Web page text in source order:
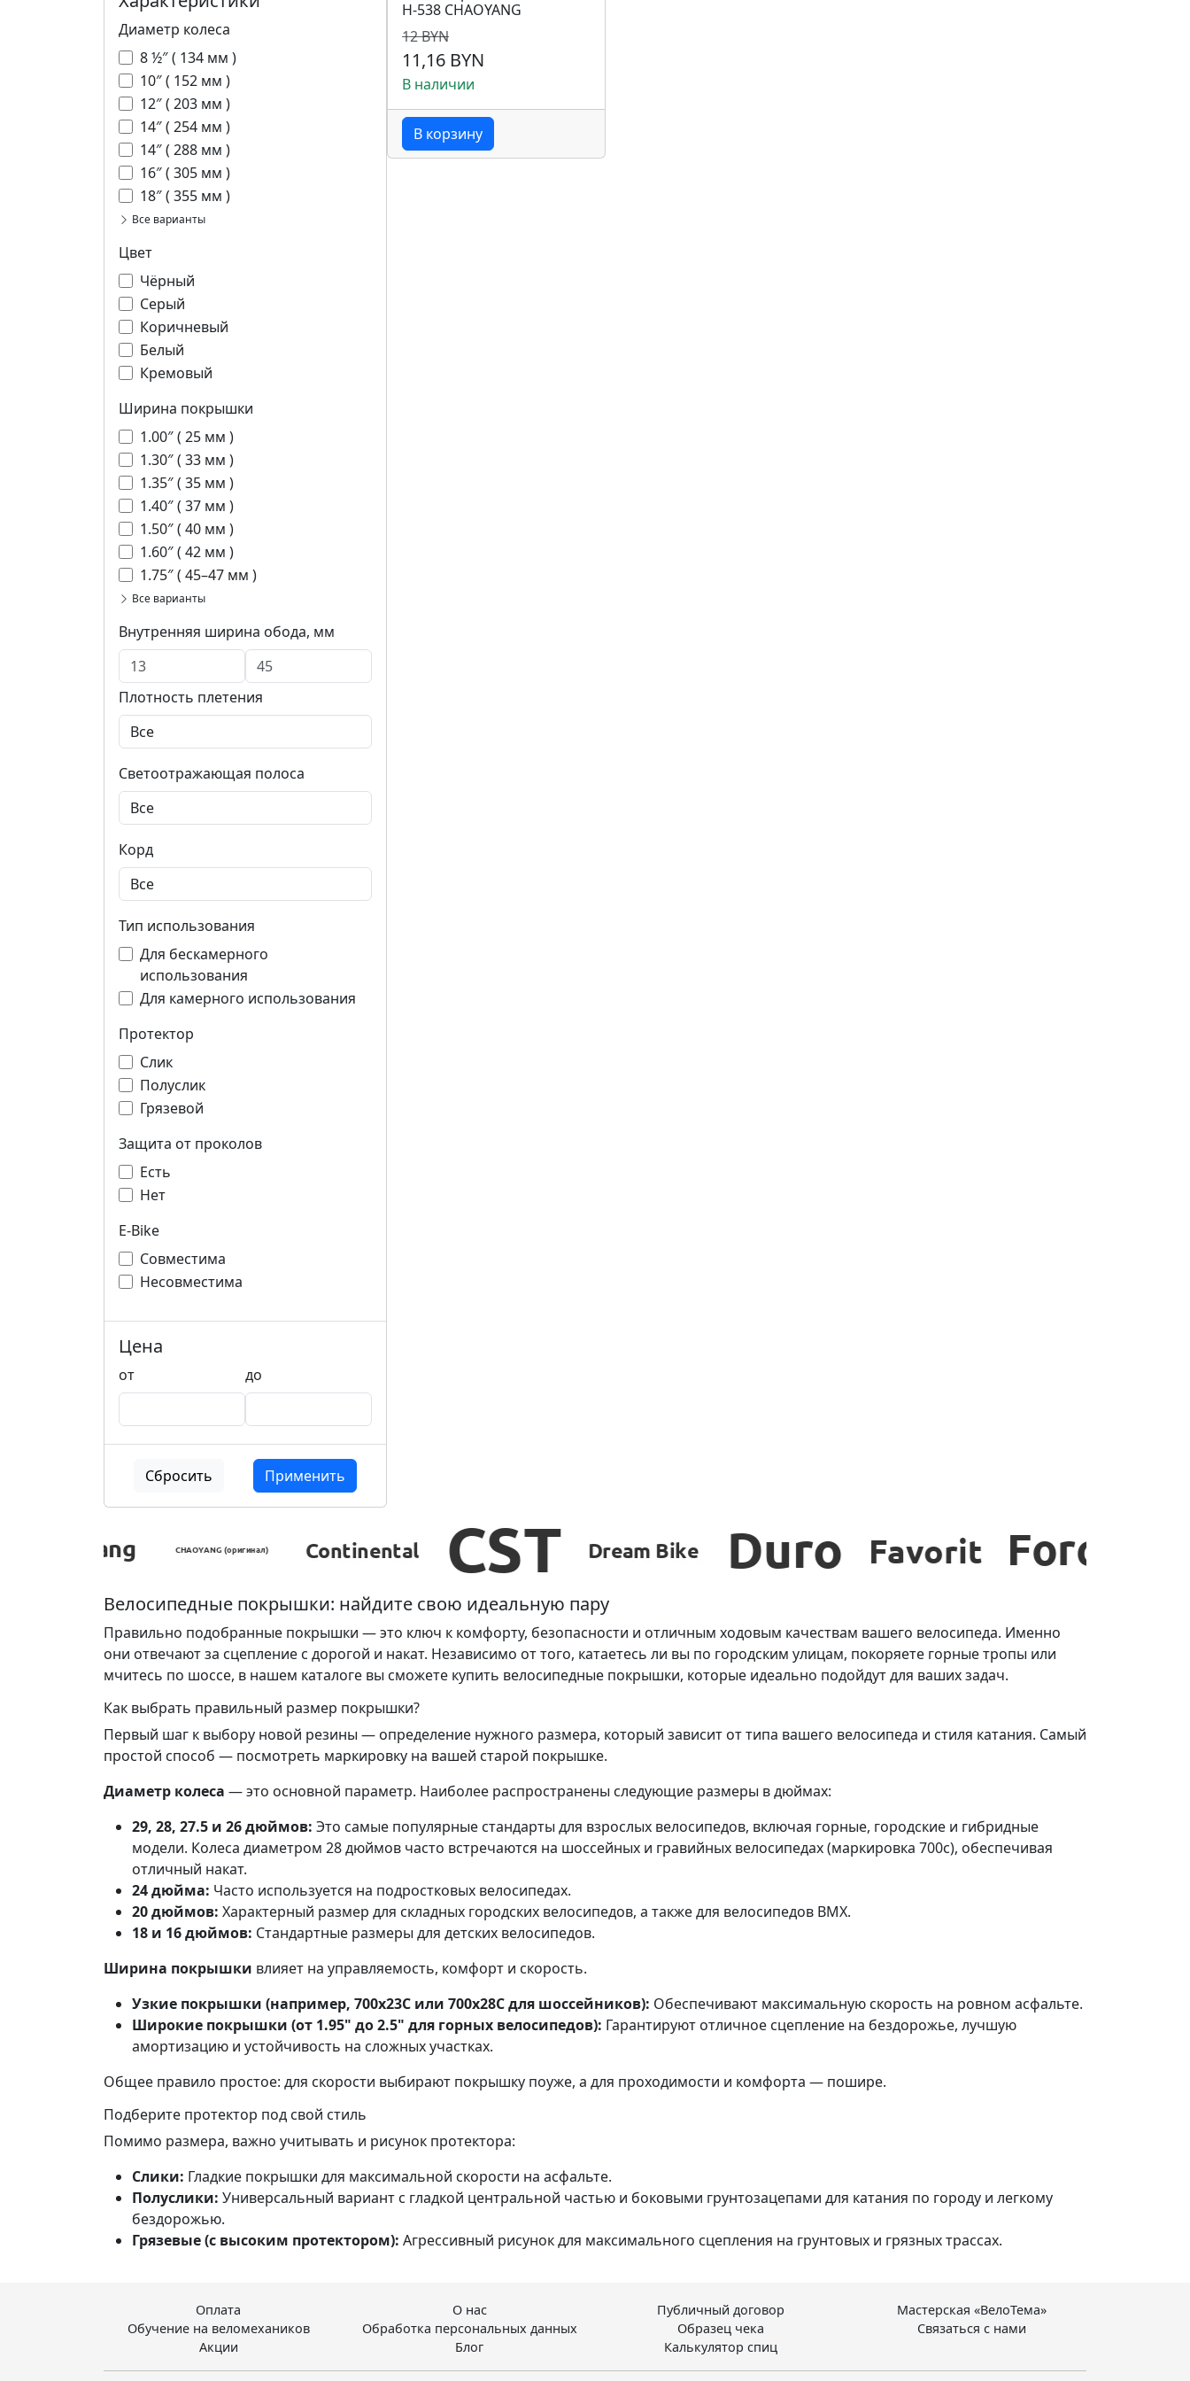
Диаметр колеса
8 ½″ ( 134 мм )
10″ ( 152 мм )
12″ ( 203 мм )
14″ ( 254 мм )
14″ ( 288 мм )
16″ ( 305 мм )
18″ ( 355 мм )
Все варианты
Цвет
Чёрный
Серый
Коричневый
Белый
Кремовый
Ширина покрышки
1.00″ ( 25 мм )
1.30″ ( 33 мм )
1.35″ ( 35 мм )
1.40″ ( 37 мм )
1.50″ ( 40 мм )
1.60″ ( 42 мм )
1.75″ ( 45–47 мм )
Все варианты
Внутренняя ширина обода, мм
Плотность плетения
Светоотражающая полоса
Корд
Тип использования
Для бескамерного
использования
Для камерного использования
Протектор
Слик
Полуслик
Грязевой
Защита от проколов
Есть
Нет
E-Bike
Совместима
Несовместима
Цена
от до
Сбросить Применить
H-538 CHAOYANG
12 BYN
11,16 BYN
В наличии
В корзину
Велосипедные покрышки: найдите свою идеальную пару
Правильно подобранные покрышки — это ключ к комфорту, безопасности и отличным ходовым качествам вашего велосипеда. Именно
они отвечают за сцепление с дорогой и накат. Независимо от того, катаетесь ли вы по городским улицам, покоряете горные тропы или
мчитесь по шоссе, в нашем каталоге вы сможете купить велосипедные покрышки, которые идеально подойдут для ваших задач.
Как выбрать правильный размер покрышки?
Первый шаг к выбору новой резины — определение нужного размера, который зависит от типа вашего велосипеда и стиля катания. Самый
простой способ — посмотреть маркировку на вашей старой покрышке.
Диаметр колеса — это основной параметр. Наиболее распространены следующие размеры в дюймах:
29, 28, 27.5 и 26 дюймов: Это самые популярные стандарты для взрослых велосипедов, включая горные, городские и гибридные
модели. Колеса диаметром 28 дюймов часто встречаются на шоссейных и гравийных велосипедах (маркировка 700c), обеспечивая
отличный накат.
24 дюйма: Часто используется на подростковых велосипедах.
20 дюймов: Характерный размер для складных городских велосипедов, а также для велосипедов BMX.
18 и 16 дюймов: Стандартные размеры для детских велосипедов.
Ширина покрышки влияет на управляемость, комфорт и скорость.
Узкие покрышки (например, 700x23C или 700x28C для шоссейников): Обеспечивают максимальную скорость на ровном асфальте.
Широкие покрышки (от 1.95" до 2.5" для горных велосипедов): Гарантируют отличное сцепление на бездорожье, лучшую
амортизацию и устойчивость на сложных участках.
Общее правило простое: для скорости выбирают покрышку поуже, а для проходимости и комфорта — пошире.
Подберите протектор под свой стиль
Помимо размера, важно учитывать и рисунок протектора:
Слики: Гладкие покрышки для максимальной скорости на асфальте.
Полуслики: Универсальный вариант с гладкой центральной частью и боковыми грунтозацепами для катания по городу и легкому
бездорожью.
Грязевые (с высоким протектором): Агрессивный рисунок для максимального сцепления на грунтовых и грязных трассах.
Оплата О нас Публичный договор
Мастерская «ВелоТема»
Обучение на веломехаников
Обработка персональных данных Образец чека
Связаться с нами
Акции
Блог Калькулятор спиц